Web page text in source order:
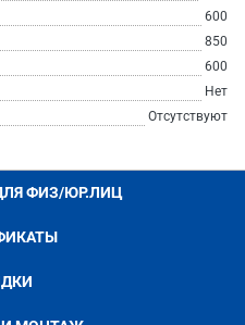
600
850
600
Нет
Отсутствуют
ФИЗ/ЮР.ЛИЦ